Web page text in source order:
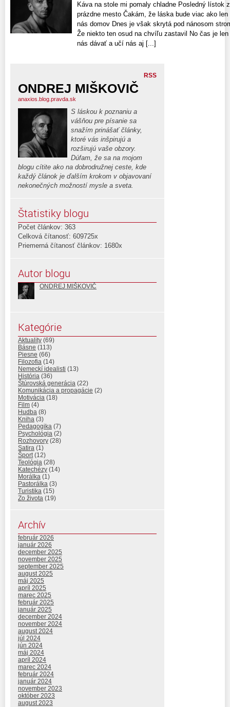
Káva na stole mi pomaly chladne Posledný lístok
prázdne mesto Čakám, že láska bude viac ako
nás domov Dnes je však skrytá pod nánosom
Že niekto ten osud na chvíľu zastavil No čas je
nás dávať a učí nás aj [...]
RSS
ONDREJ MIŠKOVIČ
anaxios.blog.pravda.sk
S láskou k poznaniu a
vášňou pre písanie sa
snažím prinášať články,
ktoré vás inšpirujú a
rozširujú vaše obzory.
Dúfam, že sa na mojom
blogu cítite ako na dobrodružnej ceste, kde
každý článok je ďalším krokom v objavovaní
nekonečných možností mysle a sveta.
Štatistiky blogu
Počet článkov: 363
Celková čítanosť: 609725x
Priemerná čítanosť článkov: 1680x
Autor blogu
ONDREJ MIŠKOVIČ
Kategórie
Aktuality (69)
Básne (113)
Piesne (66)
Filozofia (14)
Nemeckí idealisti (13)
História (36)
Štúrovská generácia (22)
Komunikácia a propagácie (2)
Motivácia (18)
Film (4)
Hudba (8)
Kniha (3)
Pedagogika (7)
Psychológia (2)
Rozhovory (28)
Satira (1)
Šport(12)
Teológia (28)
Katechézy (14)
Morálka (1)
Pastorálka (3)
Turistika (15)
Zo života (19)
Archív
február 2026
január 2026
december 2025
november 2025
september 2025
august 2025
máj 2025
apríl 2025
marec 2025
február 2025
január 2025
december 2024
november 2024
august 2024
júl 2024
jún 2024
máj 2024
apríl 2024
marec 2024
február 2024
január 2024
november 2023
október 2023
august 2023